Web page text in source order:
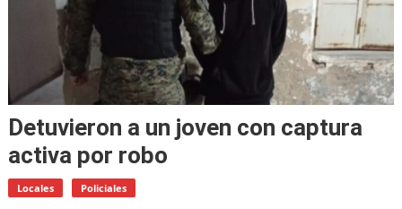
Detuvieron a un joven con captura
activa por robo
Locales Policiales